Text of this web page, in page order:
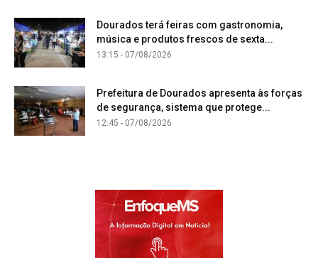
Dourados terá feiras com gastronomia,
música e produtos frescos de sexta...
13:15 - 07/08/2026
Prefeitura de Dourados apresenta às forças
de segurança, sistema que protege...
12:45 - 07/08/2026